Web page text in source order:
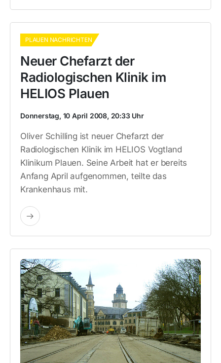
PLAUEN NACHRICHTEN
Neuer Chefarzt der
Radiologischen Klinik im
HELIOS Plauen
Donnerstag, 10 April 2008, 20:33 Uhr
Oliver Schilling ist neuer Chefarzt der
Radiologischen Klinik im HELIOS Vogtland
Klinikum Plauen. Seine Arbeit hat er bereits
Anfang April aufgenommen, teilte das
Krankenhaus mit.